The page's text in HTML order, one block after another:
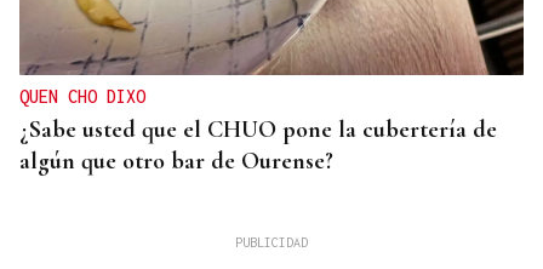
QUEN CHO DIXO
¿Sabe usted que el CHUO pone la cubertería de
algún que otro bar de Ourense?